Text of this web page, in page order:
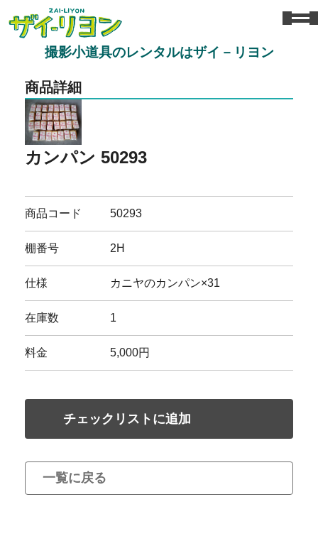
撮影小道具のレンタルはザイ－リヨン
商品詳細
カンパン 50293
商品コード 50293
棚番号 2H
仕様 カニヤのカンパン×31
在庫数 1
料金 5,000円
チェックリストに追加
一覧に戻る